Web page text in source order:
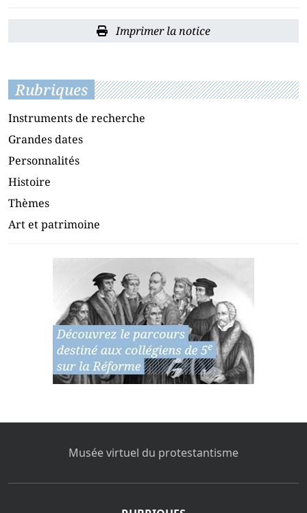
Imprimer la notice
Rubriques
Instruments de recherche
Grandes dates
Personnalités
Histoire
Thèmes
Art et patrimoine
Musée virtuel du protestantisme